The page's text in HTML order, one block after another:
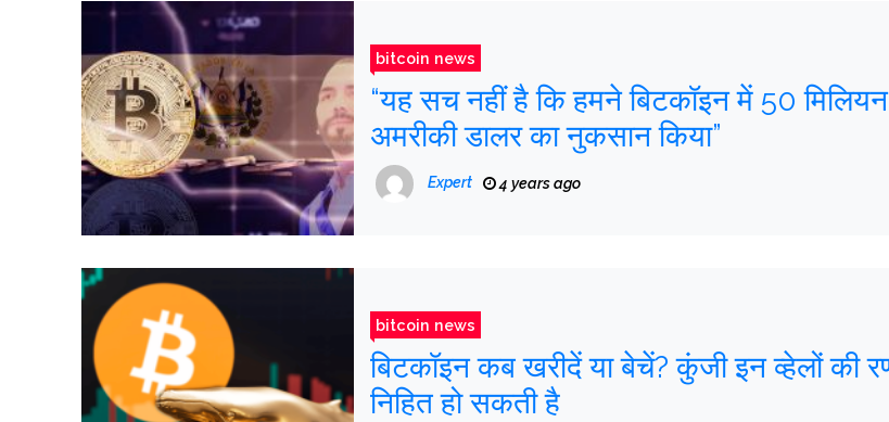
bitcoin news
“यह सच नहीं है कि हमने बिटकॉइन में 50 मिलियन
अमरीकी डालर का नुकसान किया”
Expert 4 years ago
bitcoin news
बिटकॉइन कब खरीदें या बेचें? कुंजी इन व्हेलों की रणनीति में
निहित हो सकती है